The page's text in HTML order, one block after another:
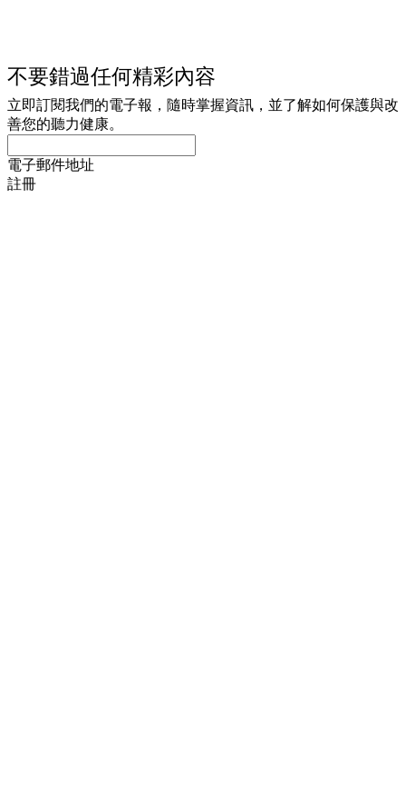
不要錯過任何精彩內容
立即訂閱我們的電子報，隨時掌握資訊，並了解如何保護與改
善您的聽力健康。
電子郵件地址
註冊